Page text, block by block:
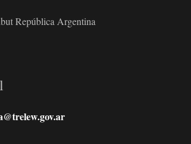
República Argentina